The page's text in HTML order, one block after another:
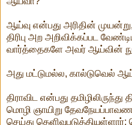
ஆய்வு என்பது அரிதின்
திரிபு அற அறிவிக்கப்பட
வார்த்தைகளே அவர் ஆய்வின்
அது மட்டுமல்ல, கால்டுவெல்
திராவிட என்பது
மொழி ஞாயிறு
செய்து தெளிவுபடுத்தியுள்ளார்;